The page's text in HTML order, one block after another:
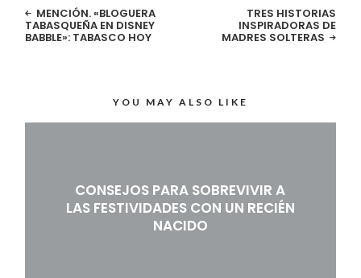
MENCIÓN. «BLOGUERA
TABASQUEÑA EN DISNEY
BABBLE»: TABASCO HOY
TRES HISTORIAS
INSPIRADORAS DE
MADRES SOLTERAS
YOU MAY ALSO LIKE
CONSEJOS PARA SOBREVIVIR A
LAS FESTIVIDADES CON UN RECIÉN
NACIDO